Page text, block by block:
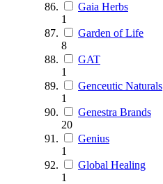
Gaia Herbs
1
Garden of Life
8
GAT
1
Genceutic Naturals
1
Genestra Brands
20
Genius
1
Global Healing
1